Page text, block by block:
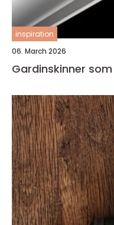
inspiration
06. March 2026
Gardinskinner